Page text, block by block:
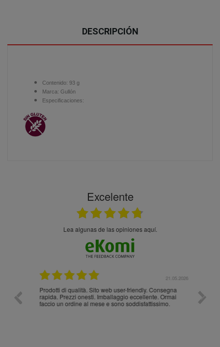
DESCRIPCIÓN
Contenido: 93 g
Marca: Gullón
Especificaciones:
Excelente
Lea algunas de las opiniones aquí.
21.05.2026
Prodotti di qualità. Sito web user-friendly. Consegna
rapida. Prezzi onesti. Imballaggio eccellente. Ormai
faccio un ordine al mese e sono soddisfattissimo.
10/10